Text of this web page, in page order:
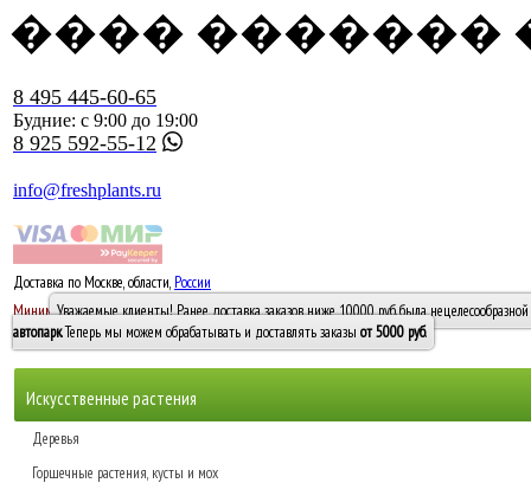
���� �������
8 495 445-60-65
Будние: с 9:00 до 19:00
8 925 592-55-12
info@freshplants.ru
Доставка по Москве, области, России
Минимальный заказ -10 0005000 руб.
Уважаемые клиенты! Ранее доставка заказов ниже 10000 руб. была
автопарк. Теперь мы можем обрабатывать и доставлять заказы от 5000 руб.
Искусственные растения
Деревья
Бамбуки
Горшечные растения, кусты и мох